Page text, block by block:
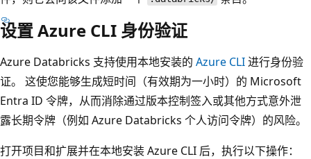
设置 Azure CLI 身份验证
Azure Databricks 支持使用本地安装的 Azure CLI进行身份验
证。 这使您能够生成短时间（有效期为一小时）的 Microsoft
Entra ID 令牌，从而消除通过版本控制签入或其他方式意外泄
露长期令牌（例如 Azure Databricks 个人访问令牌）的风险。
打开项目和扩展并在本地安装 Azure CLI 后，执行以下操作：